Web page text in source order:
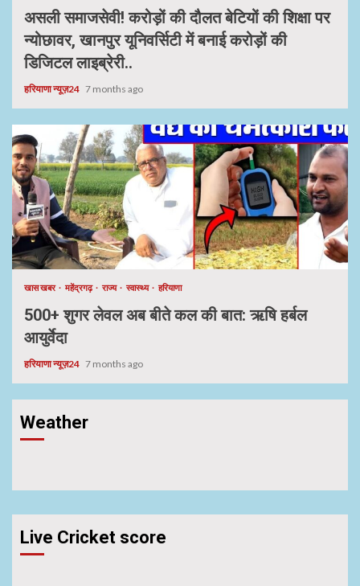
असली समाजसेवी! करोड़ों की दौलत बेटियों की शिक्षा पर
न्योछावर, खानपुर यूनिवर्सिटी में बनाई करोड़ों की
डिजिटल लाइब्रेरी..
हरियाणा न्यूज़24 7 months ago
खास खबर महेंद्रगढ़ राज्य स्वास्थ्य हरियाणा
500+ शुगर लेवल अब बीते कल की बात: ऋषि हर्बल
आयुर्वेदा
हरियाणा न्यूज़24 7 months ago
Weather
Live Cricket score